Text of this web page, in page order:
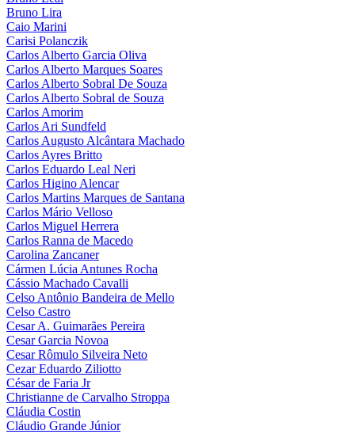
Bruno Lira
Caio Marini
Carisi Polanczik
Carlos Alberto Garcia Oliva
Carlos Alberto Marques Soares
Carlos Alberto Sobral De Souza
Carlos Alberto Sobral de Souza
Carlos Amorim
Carlos Ari Sundfeld
Carlos Augusto Alcântara Machado
Carlos Ayres Britto
Carlos Eduardo Leal Neri
Carlos Higino Alencar
Carlos Martins Marques de Santana
Carlos Mário Velloso
Carlos Miguel Herrera
Carlos Ranna de Macedo
Carolina Zancaner
Cármen Lúcia Antunes Rocha
Cássio Machado Cavalli
Celso Antônio Bandeira de Mello
Celso Castro
Cesar A. Guimarães Pereira
Cesar Garcia Novoa
Cesar Rômulo Silveira Neto
Cezar Eduardo Ziliotto
César de Faria Jr
Christianne de Carvalho Stroppa
Cláudia Costin
Cláudio Grande Júnior